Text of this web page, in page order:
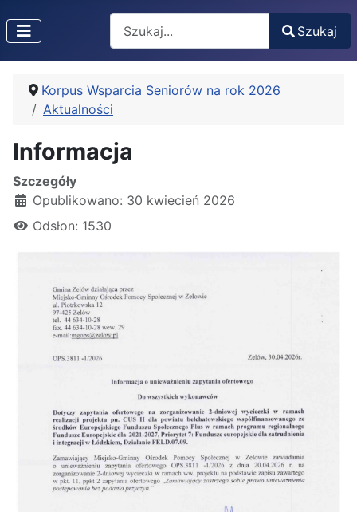
Type 2 or more characters for results.
Szukaj
Korpus Wsparcia Seniorów na rok 2026
Aktualności
Informacja
Szczegóły
Opublikowano: 30 kwiecień 2026
Odsłon: 1530